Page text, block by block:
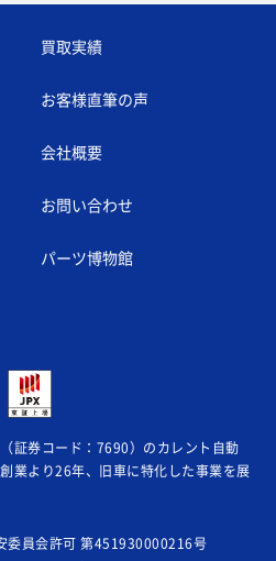
買取実績
お客様直筆の声
会社概要
お問い合わせ
パーツ博物館
証券コード：7690）のカレント自動
業より26年、旧車に特化した事業を展
委員会許可 第451930000216号